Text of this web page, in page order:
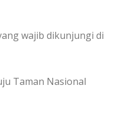
wajib dikunjungi di
Taman Nasional